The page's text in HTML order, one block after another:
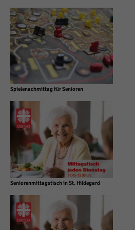
Spielenachmittag für Senioren
Seniorenmittagstisch in St. Hildegard